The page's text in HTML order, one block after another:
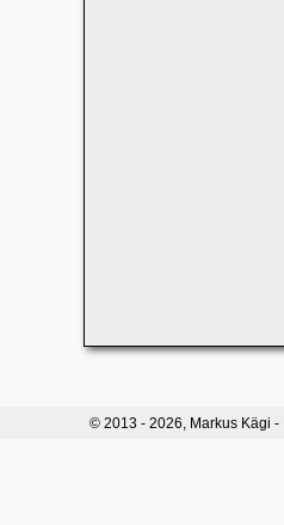
© 2013 - 2026, Markus Kägi -